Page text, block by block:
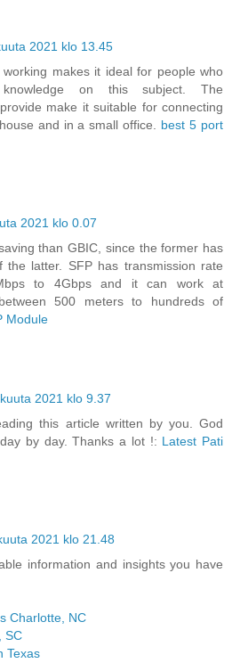
2021 klo 13.45
working makes it ideal for people who
on this subject. The
make it suitable for connecting
and in a small office. best 5 port
2021 klo 0.07
than GBIC, since the former has
latter. SFP has transmission rate
to 4Gbps and it can work at
500 meters to hundreds of
Module
2021 klo 9.37
this article written by you. God
by day. Thanks a lot !: Latest Pati
2021 klo 21.48
information and insights you have
Charlotte, NC
SC
Texas